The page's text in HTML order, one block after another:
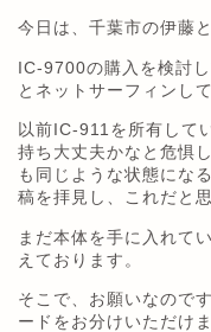
今日は、千葉市の伊藤
IC-9700の購入を検討
とネットサーフィンし
以前IC-911を所有して
持ち大丈夫かなと危惧
も同じような状態にな
稿を拝見し、これだと
まだ本体を手に入れて
えております。
そこで、お願いなので
ードをお分けいただけ